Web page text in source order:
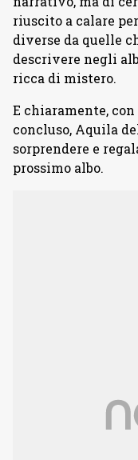
riuscito a calare
diverse da quelle
descrivere negli
ricca di mistero.
E chiaramente,
concluso, Aquila
sorprendere e
prossimo albo.